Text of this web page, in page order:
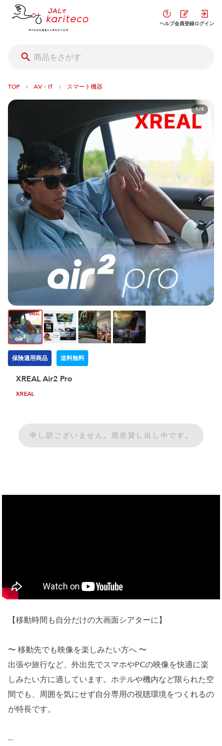
ヘルプ会員登録ログイン
TOP › AV・IT › スマート機器
1/4
保険適用商品 送料無料
XREAL Air2 Pro
XREAL
申し訳ございません。現在貸し出し中です。
【移動時間も自分だけの大画面シアターに】
〜 移動先でも映像を楽しみたい方へ 〜
出張や旅行など、外出先でスマホやPCの映像を快適に楽
しみたい方に適しています。ホテルや機内など限られた空
間でも、周囲を気にせず自分専用の視聴環境をつくれるの
が特長です。
--